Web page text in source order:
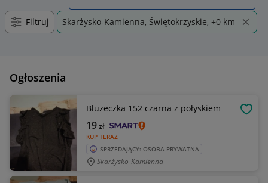
Filtruj Skarżysko-Kamienna, Świętokrzyskie, +0 km
Ogłoszenia
Bluzeczka 152 czarna z połyskiem
KUP TERAZ
19zł
SPRZEDAJĄCY: OSOBA PRYWATNA
Skarżysko-Kamienna